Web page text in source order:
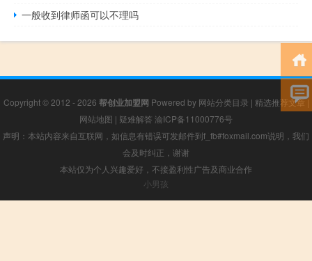
一般收到律师函可以不理吗
Copyright © 2012 - 2026 帮创业加盟网 Powered by 网站分类目录 | 精选推荐文章|
网站地图 | 疑难解答 渝ICP备11000776号
声明：本站内容来自互联网，如信息有错误可发邮件到f_fb#foxmail.com说明，我们
会及时纠正，谢谢
本站仅为个人兴趣爱好，不接盈利性广告及商业合作
小男孩